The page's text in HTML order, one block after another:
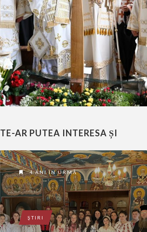
TE-AR PUTEA INTERESA ȘI
4 ANI ÎN URMĂ
ŞTIRI